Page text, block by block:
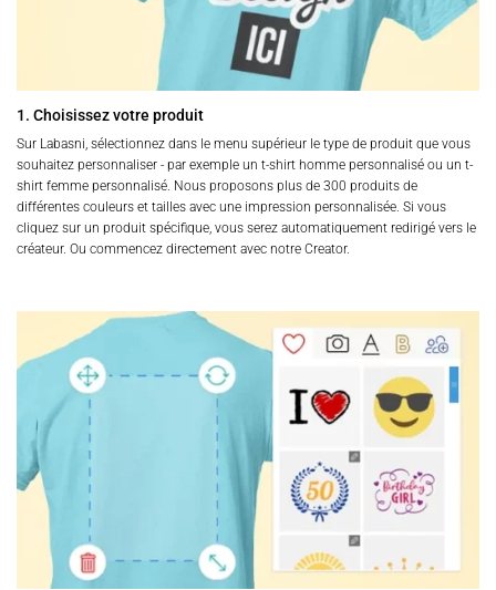
produit
du
produit
1. Choisissez votre produit
Sur Labasni, sélectionnez dans le menu supérieur le type de produit que vous
souhaitez personnaliser - par exemple un t-shirt homme personnalisé ou un t-
shirt femme personnalisé. Nous proposons plus de 300 produits de
différentes couleurs et tailles avec une impression personnalisée. Si vous
cliquez sur un produit spécifique, vous serez automatiquement redirigé vers le
créateur. Ou commencez directement avec notre Creator.